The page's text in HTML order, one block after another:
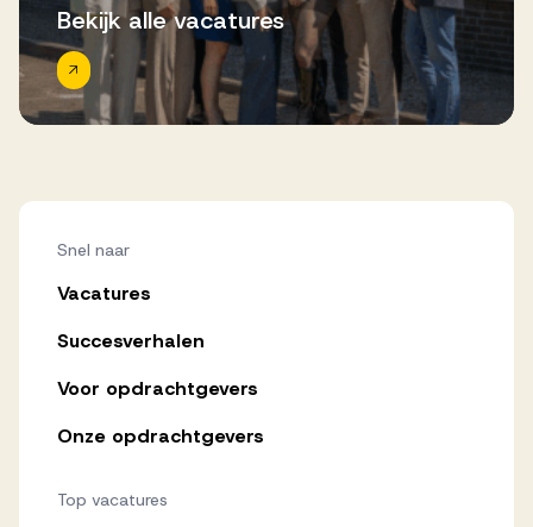
Bekijk alle vacatures
Snel naar
Vacatures
Succesverhalen
Voor opdrachtgevers
Onze opdrachtgevers
Top vacatures